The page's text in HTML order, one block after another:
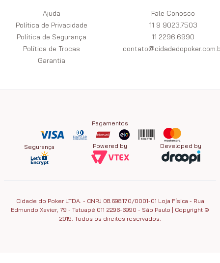
Ajuda
Política de Privacidade
Política de Segurança
Política de Trocas
Garantia
Fale Conosco
11 9 9023.7503
11 2296.6990
Pagamentos
Segurança Powered by Developed by
Cidade do Poker LTDA. - CNPJ 08.698.170/0001-01 Loja Física - Rua
Edmundo Xavier, 79 - Tatuapé 011 2296-6990 - São Paulo | Copyright ©
2019. Todos os direitos reservados.